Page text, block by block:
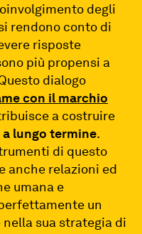
degli
rendono conto di
risposte
più propensi a
dialogo
con il marchio
a costruire
lungo termine.
di questo
anche relazioni ed
umana e
un
nella sua strategia di